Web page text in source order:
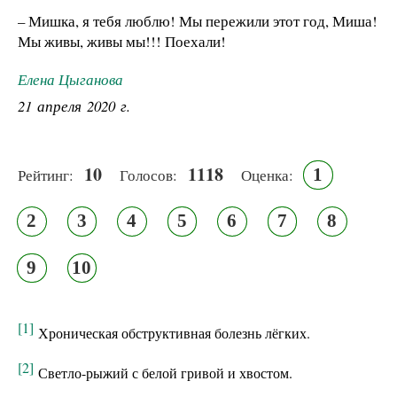
– Мишка, я тебя люблю! Мы пережили этот год, Миша!
Мы живы, живы мы!!! Поехали!
Елена Цыганова
21 апреля 2020 г.
Рейтинг: 10 Голосов: 1118 Оценка: 1
2 3 4 5 6 7 8
9 10
[1] Хроническая обструктивная болезнь лёгких.
[2] Светло-рыжий с белой гривой и хвостом.